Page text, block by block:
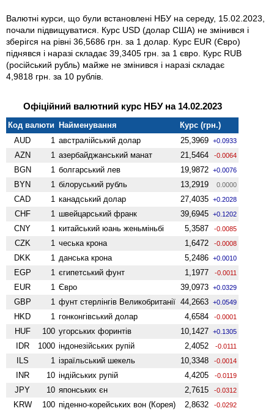
Валютні курси, що були встановлені НБУ на середу, 15.02.2023,
почали підвищуватися. Курс USD (долар США) не змінився і
зберігся на рівні 36,5686 грн. за 1 долар. Курс EUR (Євро)
піднявся і наразі складає 39,3405 грн. за 1 євро. Курс RUB
(російський рубль) майже не змінився і наразі складає
4,9818 грн. за 10 рублів.
Офіційний валютний курс НБУ на 14.02.2023
Код валюти Найменування
Курс (грн.)
AUD
1 австралійський долар 25,3969 +0.0933
AZN 1 азербайджанський манат 21,5464 -0.0064
BGN 1 болгарський лев 19,9872 +0.0076
BYN 1 білоруський рубль 13,2919 0.0000
CAD 1 канадський долар 27,4035 +0.2028
CHF 1 швейцарський франк 39,6945 +0.1202
CNY 1 китайський юань женьмiньбi 5,3587 -0.0085
CZK 1 чеська крона 1,6472 -0.0008
DKK 1 данська крона 5,2486 +0.0010
EGP 1 єгипетський фунт 1,1977 -0.0011
EUR 1 Євро 39,0973 +0.0329
GBP 1 фунт стерлінгів Велико­британії 44,2663 +0.0549
HKD 1 гонконгівський долар 4,6584 -0.0001
HUF 100 угорських форинтів 10,1427 +0.1305
IDR 1000 індонезійських рупій 2,4052 -0.0111
ILS 1 ізраїльський шекель 10,3348 -0.0014
INR 10 індійських рупій 4,4205 -0.0119
JPY 10 японських єн 2,7615 -0.0312
KRW 100 піденно-корейських вон (Корея) 2,8632 -0.0292